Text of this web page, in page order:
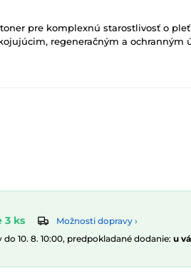
pre komplexnú starostlivosť o
regeneračným a ochranným
3 ks
Možnosti dopravy ›
10. 8. 10:00, predpokladané dodanie: u